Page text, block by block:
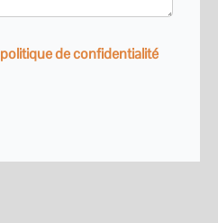
politique de confidentialité